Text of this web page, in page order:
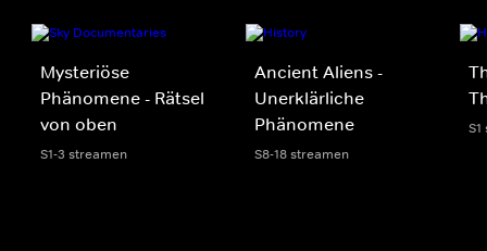
Mysteriöse
Phänomene - Rätsel
von oben
S1-3 streamen
Ancient Aliens -
Unerklärliche
Phänomene
S8-18 streamen